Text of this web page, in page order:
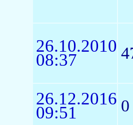
26.10.2010
08:37
26.12.2016
09:51 0